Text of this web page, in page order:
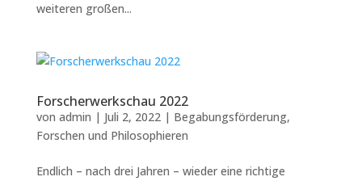
weiteren großen...
Forscherwerkschau 2022
von admin | Juli 2, 2022| Begabungsförderung,
Forschen und Philosophieren
Endlich – nach drei Jahren – wieder eine richtige